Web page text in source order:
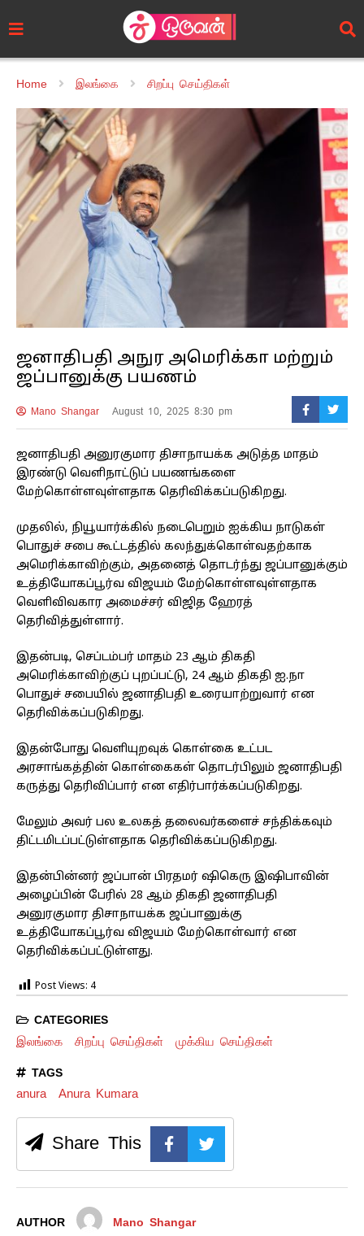
Home இலங்கை சிறப்பு செய்திகள்
ஜனாதிபதி அநுர அமெரிக்கா மற்றும்
ஜப்பானுக்கு பயணம்
Mano Shangar August 10, 2025 8:30 pm
ஜனாதிபதி அனுரகுமார திசாநாயக்க அடுத்த மாதம்
இரண்டு வெளிநாட்டுப் பயணங்களை
மேற்கொள்ளவுள்ளதாக தெரிவிக்கப்படுகிறது.
முதலில், நியூயார்க்கில் நடைபெறும் ஐக்கிய நாடுகள்
பொதுச் சபை கூட்டத்தில் கலந்துக்கொள்வதற்காக
அமெரிக்காவிற்கும், அதனைத் தொடர்ந்து ஜப்பானுக்கும்
உத்தியோகப்பூர்வ விஜயம் மேற்கொள்ளவுள்ளதாக
வெளிவிவகார அமைச்சர் விஜித ஹேரத்
தெரிவித்துள்ளார்.
இதன்படி, செப்டம்பர் மாதம் 23 ஆம் திகதி
அமெரிக்காவிற்குப் புறப்பட்டு, 24 ஆம் திகதி ஐ.நா
பொதுச் சபையில் ஜனாதிபதி உரையாற்றுவார் என
தெரிவிக்கப்படுகிறது.
இதன்போது வெளியுறவுக் கொள்கை உட்பட
அரசாங்கத்தின் கொள்கைகள் தொடர்பிலும் ஜனாதிபதி
கருத்து தெரிவிப்பார் என எதிர்பார்க்கப்படுகிறது.
மேலும் அவர் பல உலகத் தலைவர்களைச் சந்திக்கவும்
திட்டமிடப்பட்டுள்ளதாக தெரிவிக்கப்படுகிறது.
இதன்பின்னர் ஜப்பான் பிரதமர் ஷிகெரு இஷிபாவின்
அழைப்பின் பேரில் 28 ஆம் திகதி ஜனாதிபதி
அனுரகுமார திசாநாயக்க ஜப்பானுக்கு
உத்தியோகப்பூர்வ விஜயம் மேற்கொள்வார் என
தெரிவிக்கப்பட்டுள்ளது.
Post Views: 4
CATEGORIES
இலங்கை சிறப்பு செய்திகள் முக்கிய செய்திகள்
TAGS
anura Anura Kumara
Share This
AUTHOR Mano Shangar